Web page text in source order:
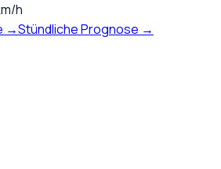
h
→Stündliche Prognose →